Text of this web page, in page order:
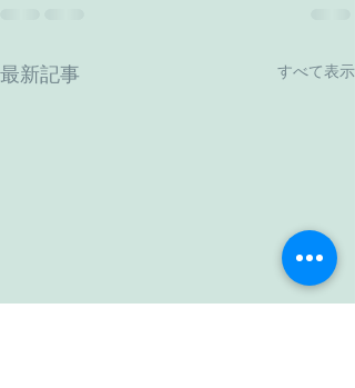
最新記事 すべて表示